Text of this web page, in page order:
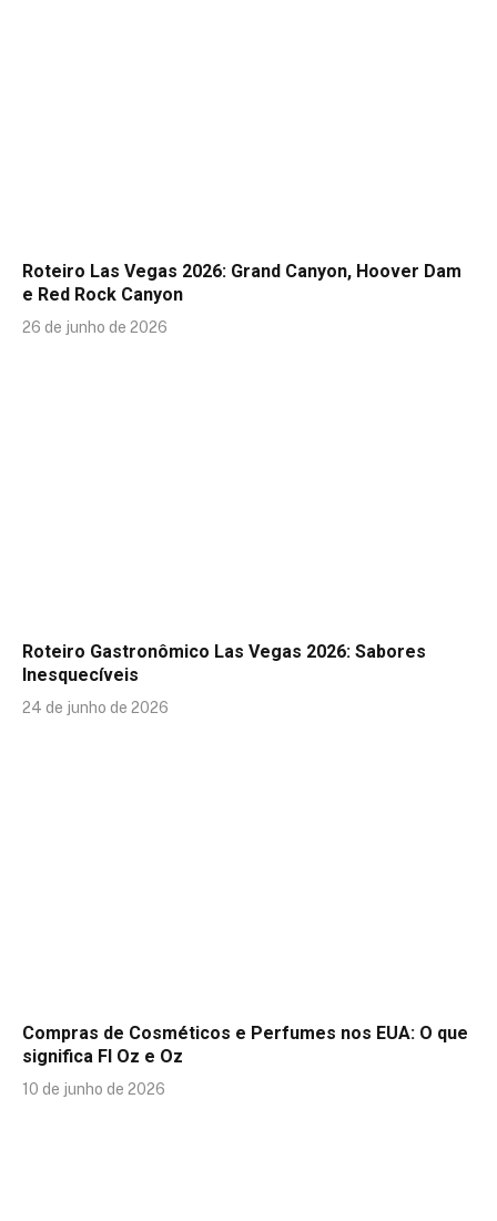
Roteiro Las Vegas 2026: Grand Canyon, Hoover Dam
e Red Rock Canyon
26 de junho de 2026
Roteiro Gastronômico Las Vegas 2026: Sabores
Inesquecíveis
24 de junho de 2026
Compras de Cosméticos e Perfumes nos EUA: O que
significa Fl Oz e Oz
10 de junho de 2026